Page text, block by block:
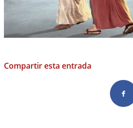
Compartir esta entrada